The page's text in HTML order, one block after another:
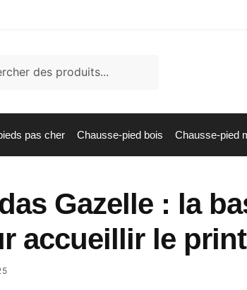
pas cher Chausse-pied bois Chausse-pied
Gazelle : la
accueillir le